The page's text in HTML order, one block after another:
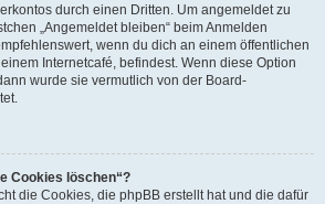
durch einen Dritten. Um angemeldet zu
„Angemeldet bleiben“ beim Anmelden
wenn du dich an einem öffentlichen
Internetcafé, befindest. Wenn diese Option
wurde sie vermutlich von der Board-
Cookies löschen“?
die Cookies, die phpBB erstellt hat und die dafür